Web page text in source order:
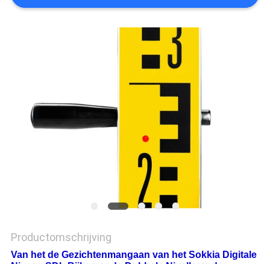
Productomschrijving
Van het de Gezichtenmangaan van het Sokkia Digitale